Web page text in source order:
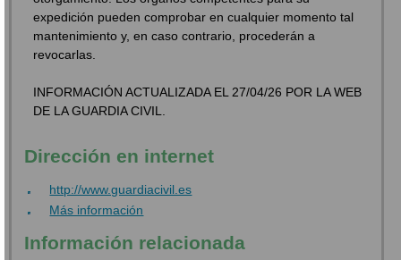
expedición pueden comprobar en cualquier momento tal
mantenimiento y, en caso contrario, procederán a
revocarlas.
INFORMACIÓN ACTUALIZADA EL 27/04/26 POR LA WEB
DE LA GUARDIA CIVIL.
Dirección en internet
http://www.guardiacivil.es
Más información
Información relacionada